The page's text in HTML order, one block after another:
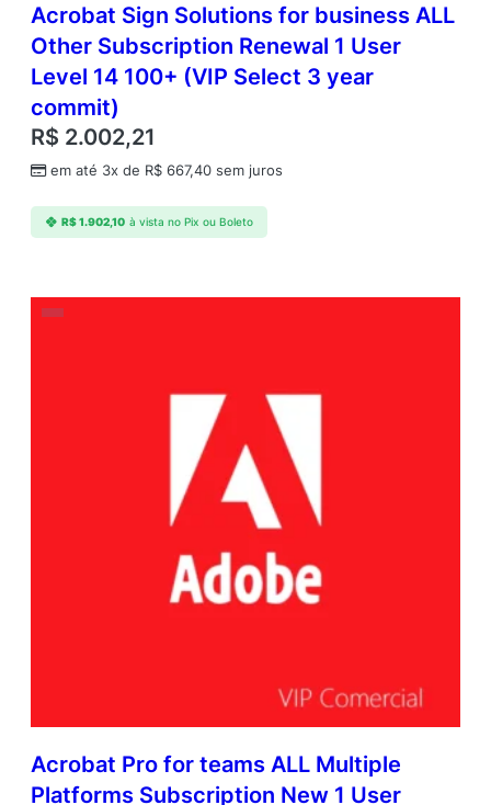
Acrobat Sign Solutions for business ALL
Other Subscription Renewal 1 User
Level 14 100+ (VIP Select 3 year
commit)
R$ 2.002,21
em até 3x de R$ 667,40 sem juros
R$1.902,10 à vista no Pix ou Boleto
Acrobat Pro for teams ALL Multiple
Platforms Subscription New 1 User